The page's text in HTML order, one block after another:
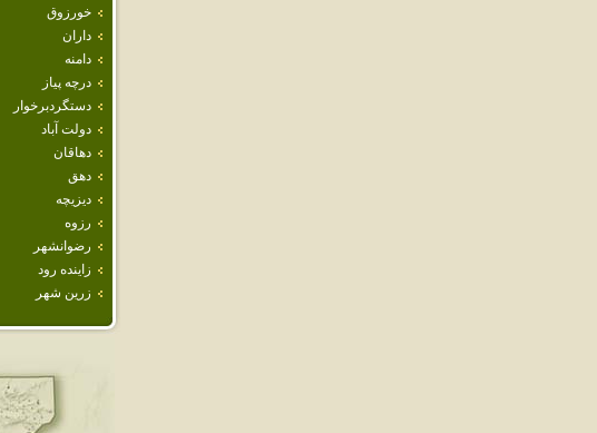
خورزوق
داران
دامنه
درچه پياز
دستگردبرخوار
دولت آباد
دهاقان
دهق
ديزيچه
رزوه
رضوانشهر
زاينده رود
زرين شهر